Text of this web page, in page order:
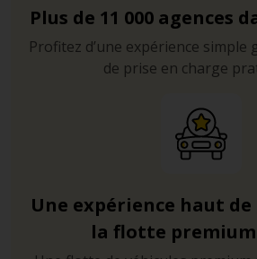
Plus de 11 000 agences
Profitez d’une expérience simple
de prise en charge
Une expérience haut de
la flotte